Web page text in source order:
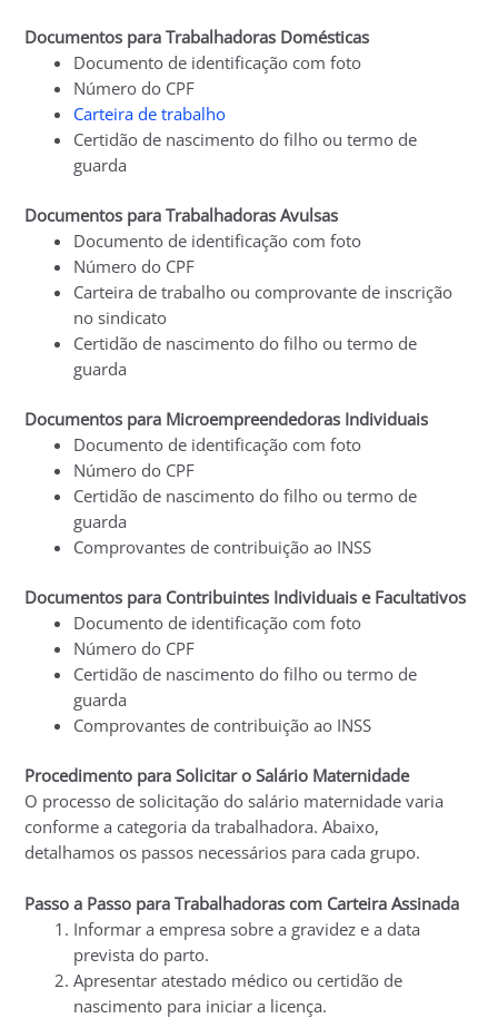
Documentos para Trabalhadoras Domésticas
Documento de identificação com foto
Número do CPF
Carteira de trabalho
Certidão de nascimento do filho ou termo de
guarda
Documentos para Trabalhadoras Avulsas
Documento de identificação com foto
Número do CPF
Carteira de trabalho ou comprovante de inscrição
no sindicato
Certidão de nascimento do filho ou termo de
guarda
Documentos para Microempreendedoras Individuais
Documento de identificação com foto
Número do CPF
Certidão de nascimento do filho ou termo de
guarda
Comprovantes de contribuição ao INSS
Documentos para Contribuintes Individuais e Facultativos
Documento de identificação com foto
Número do CPF
Certidão de nascimento do filho ou termo de
guarda
Comprovantes de contribuição ao INSS
Procedimento para Solicitar o Salário Maternidade
O processo de solicitação do salário maternidade varia
conforme a categoria da trabalhadora. Abaixo,
detalhamos os passos necessários para cada grupo.
Passo a Passo para Trabalhadoras com Carteira Assinada
Informar a empresa sobre a gravidez e a data
prevista do parto.
Apresentar atestado médico ou certidão de
nascimento para iniciar a licença.